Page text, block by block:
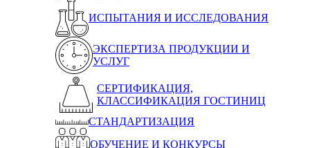
ИСПЫТАНИЯ И ИССЛЕДОВАНИЯ
ЭКСПЕРТИЗА ПРОДУКЦИИ И
УСЛУГ
СЕРТИФИКАЦИЯ,
КЛАССИФИКАЦИЯ ГОСТИНИЦ
СТАНДАРТИЗАЦИЯ
ОБУЧЕНИЕ И КОНКУРСЫ